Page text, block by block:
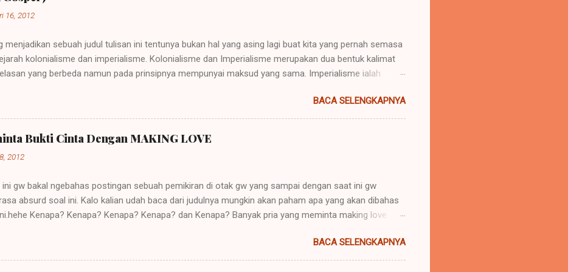
16, 2012
menjadikan sebuah judul tulisan ini tentunya bukan hal yang asing lagi buat kita yang pernah semasa
kolonialisme dan imperialisme. Kolonialisme dan Imperialisme merupakan dua bentuk kalimat
yang berbeda namun pada prinsipnya mempunyai maksud yang sama. Imperialisme ialah
berkembang. Sebuah contoh imperialisme terjadi saat negara-negara itu menaklukkan atau
itu. Perkataan imperialisme berasal dari kata Latin "imperare" yang artinya "memerintah". Hak untuk
disebut "imperium". Orang yang diberi hak itu (diberi imperium) disebut "imperator". Yang lazimnya
raja, dan karena itu lambat-laun raja disebut imperator dan kerajaannya (ialah daerah dimana imper...
BACA SELENGKAPNYA
Bukti Cinta Dengan MAKING LOVE
2012
ini gw bakal ngebahas postingan sebuah pemikiran di otak gw yang sampai dengan saat ini gw
absurd soal ini. Kalo kalian udah baca dari judulnya mungkin akan paham apa yang akan dibahas
Kenapa? Kenapa? Kenapa? Kenapa? dan Kenapa? Banyak pria yang meminta making love
tindakan yang didasari kasih sayang yang tulus bukannya hanya sekedar dari kata NAFSU.. ? Gw
apa benar semua pria menilai suatu hubungan hanya dari segi sex bebas dan mencinta hanya ingin
BACA SELENGKAPNYA